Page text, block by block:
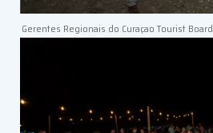
Gerentes Regionais do Curaçao Tourist Board